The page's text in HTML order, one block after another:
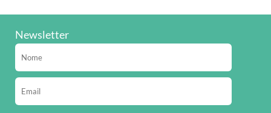
Newsletter